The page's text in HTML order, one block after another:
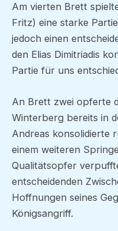
Am vierten Brett
Fritz) eine starke
jedoch einen
den Elias Dimitriadis
Partie für uns
An Brett zwei opferte
Winterberg bereits in
Andreas konsolidierte
einem weiteren
Qualitätsopfer
entscheidenden
Hoffnungen seines
Königsangriff.